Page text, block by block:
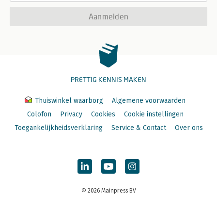
Aanmelden
PRETTIG KENNIS MAKEN
Thuiswinkel waarborg
Algemene voorwaarden
Colofon
Privacy Cookies
Cookie instellingen
Toegankelijkheidsverklaring
Service & Contact Over ons
© 2026 Mainpress BV